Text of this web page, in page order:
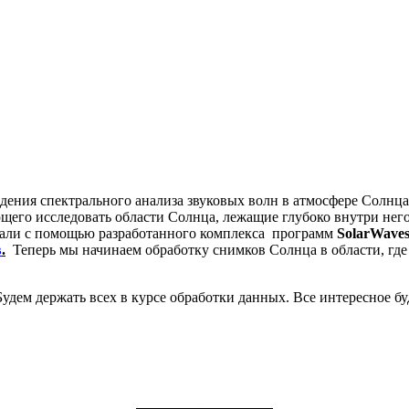
спектрального анализа звуковых волн в атмосфере
исследовать области Солнца, лежащие глубоко внутри
с помощью разработанного комплекса программ SolarWaves
. Теперь мы начинаем обработку снимков Солнца в области,
держать всех в курсе обработки данных. Все интересное